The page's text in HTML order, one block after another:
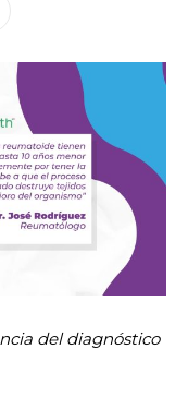
del diagnóstico